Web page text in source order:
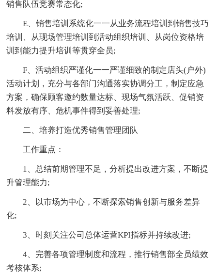
销售队伍竞赛常态化;
E、销售培训系统化一一从业务流程培训到销售技巧
培训、从现场管理培训到活动组织培训、从岗位资格培
训到能力提升培训等贯穿全员;
F、活动组织严谨化一一严谨细致的制定店头(户外)
活动计划，充分与各部门沟通落实协调分工，制定应急
方案，确保顾客邀约数量达标、现场气氛活跃、促销资
料发放有序、危机事件得到妥善处理;
二、培养打造优秀销售管理团队
工作重点：
1、总结前期管理不足，分析提出改进方案，不断提
升管理能力;
2、以市场为中心，不断探索销售创新与服务差异
化;
3、时刻关注公司总体运营KPI指标并持续改进;
4、完善各项管理制度和流程，推行销售部全员绩效
考核体系;